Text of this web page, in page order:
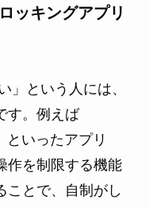
ッキングアプリ
」という人には、
す。例えば
といったアプリ
作を制限する機能
ことで、自制がし